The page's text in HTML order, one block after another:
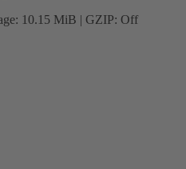
10.15 MiB | GZIP: Off